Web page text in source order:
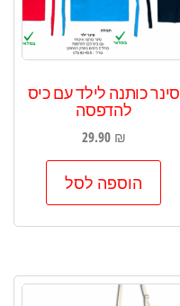
סינר כותנה לילד עם כיס
להדפסה
29.90 ₪
הוספה לסל